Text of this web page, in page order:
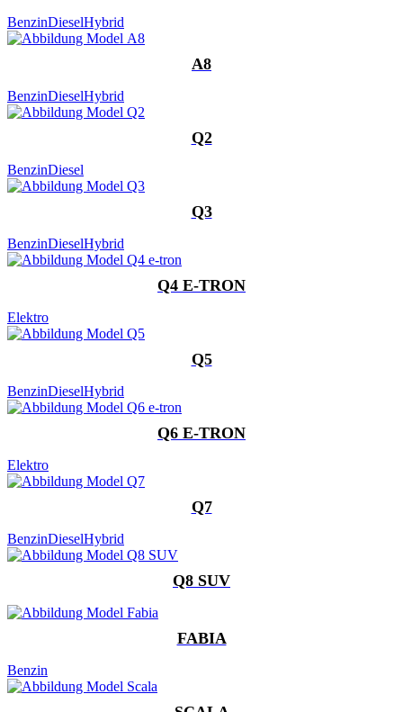
BenzinDieselHybrid
A8
BenzinDieselHybrid
Q2
BenzinDiesel
Q3
BenzinDieselHybrid
Q4 E-TRON
Elektro
Q5
BenzinDieselHybrid
Q6 E-TRON
Elektro
Q7
BenzinDieselHybrid
Q8 SUV
FABIA
Benzin